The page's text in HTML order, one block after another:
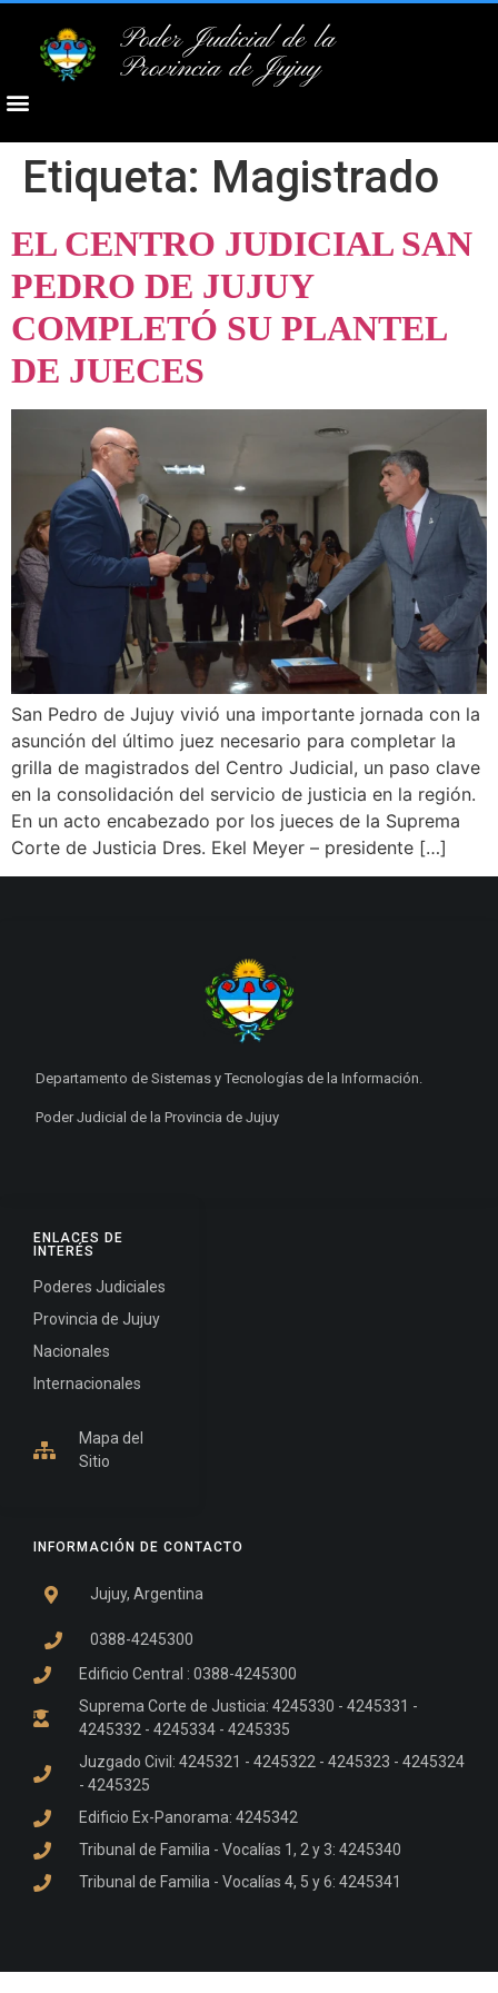
Poder Judicial de la
Provincia de Jujuy
Etiqueta: Magistrado
EL CENTRO JUDICIAL SAN
PEDRO DE JUJUY
COMPLETÓ SU PLANTEL
DE JUECES
San Pedro de Jujuy vivió una importante jornada con la
asunción del último juez necesario para completar la
grilla de magistrados del Centro Judicial, un paso clave
en la consolidación del servicio de justicia en la región.
En un acto encabezado por los jueces de la Suprema
Corte de Justicia Dres. Ekel Meyer – presidente […]
INFORMACIÓN DE CONTACTO
Jujuy, Argentina
0388-4245300
Edificio Central : 0388-4245300
Suprema Corte de Justicia: 4245330 - 4245331 -
4245332 - 4245334 - 4245335
Juzgado Civil: 4245321 - 4245322 - 4245323 - 4245324
- 4245325
Edificio Ex-Panorama: 4245342
Tribunal de Familia - Vocalías 1, 2 y 3: 4245340
Tribunal de Familia - Vocalías 4, 5 y 6: 4245341
ENLACES DE
INTERÉS
Poderes Judiciales
Provincia de Jujuy
Nacionales
Internacionales
Mapa del
Sitio
Departamento de Sistemas y Tecnologías de la Información.
Poder Judicial de la Provincia de Jujuy